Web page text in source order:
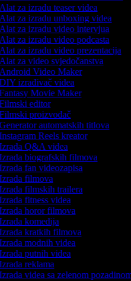
za izradu teaser videa
za izradu unboxing videa
za izradu video intervjua
za izradu video podcasta
za izradu video prezentacija
za video svjedočanstva
Video Maker
izrađivač videa
Movie Maker
editor
proizvođač
automatskih titlova
Reels kreator
Q&A videa
biografskih filmova
fan videozapisa
filmova
filmskih trailera
fitness videa
horor filmova
komedija
kratkih filmova
modnih videa
putnih videa
reklama
videa sa zelenom pozadinom